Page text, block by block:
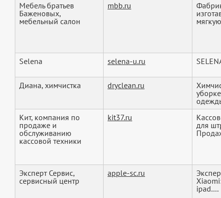
Мебель братьев
Баженовых,
мебельный салон
mbb.ru
Selena selena-u.ru
Диана, химчистка dryclean.ru
Кит, компания по
продаже и
обслуживанию
кассовой техники
kit37.ru
для
Эксперт Сервис,
сервисный центр
apple-sc.ru
ipad....